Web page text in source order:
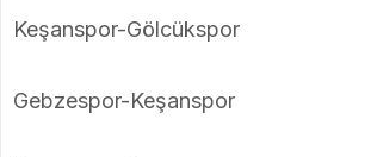
Keşanspor-Gölcükspor
Gebzespor-Keşanspor